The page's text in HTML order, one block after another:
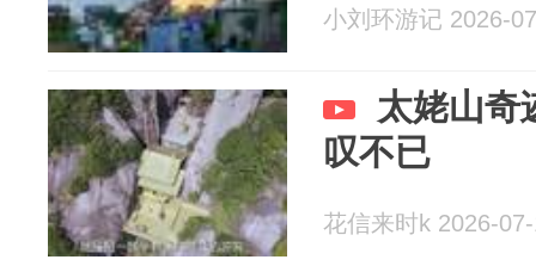
小刘环游记 2026-
太姥山奇
叹不已
花信来时k 2026-